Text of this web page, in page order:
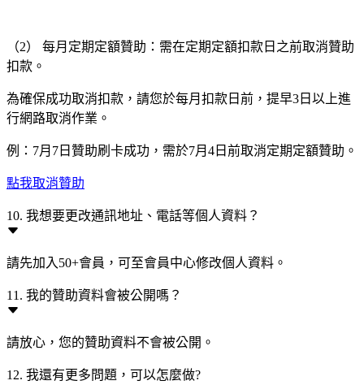
（2） 每月定期定額贊助：需在定期定額扣款日之前取消贊助
扣款。
為確保成功取消扣款，請您於每月扣款日前，提早3日以上進
行網路取消作業。
例：7月7日贊助刷卡成功，需於7月4日前取消定期定額贊助。
點我取消贊助
10. 我想要更改通訊地址、電話等個人資料？
請先加入50+會員，可至會員中心修改個人資料。
11. 我的贊助資料會被公開嗎？
請放心，您的贊助資料不會被公開。
12. 我還有更多問題，可以怎麼做?